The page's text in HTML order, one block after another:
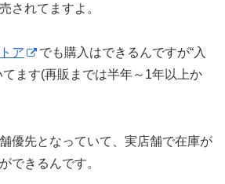
されてますよ。
ア
でも購入はできるんですが“入
てます(再販までは半年～1年以上か
優先となっていて、実店舗で在庫が
できるんです。